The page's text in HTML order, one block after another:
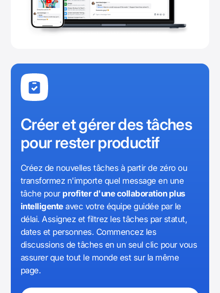
Créer et gérer des tâches
pour rester productif
Créez de nouvelles tâches à partir de zéro ou
transformez n'importe quel message en une
tâche pour profiter d'une collaboration plus
intelligenteavec votre équipe guidée par le
délai. Assignez et filtrez les tâches par statut,
dates et personnes. Commencez les
discussions de tâches en un seul clic pour vous
assurer que tout le monde est sur la même
page.